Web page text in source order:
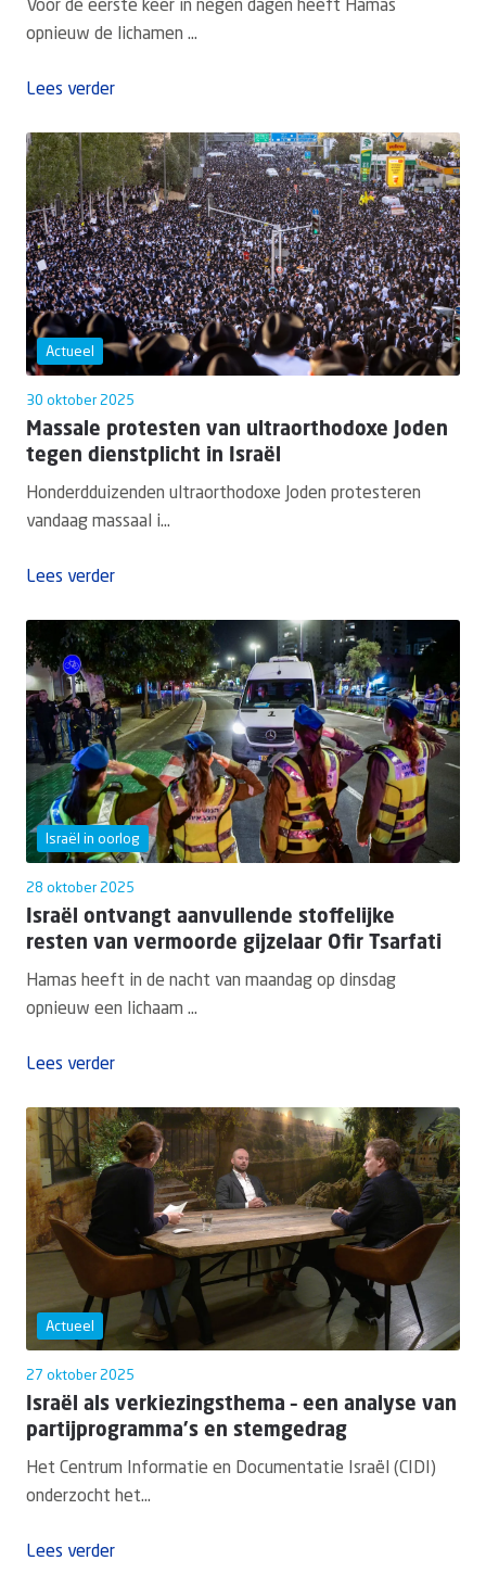
Voor de eerste keer in negen dagen heeft Hamas
opnieuw de lichamen ...
Lees verder
Actueel
30 oktober 2025
Massale protesten van ultraorthodoxe Joden
tegen dienstplicht in Israël
Honderdduizenden ultraorthodoxe Joden protesteren
vandaag massaal i...
Lees verder
Israël in oorlog
28 oktober 2025
Israël ontvangt aanvullende stoffelijke
resten van vermoorde gijzelaar Ofir Tsarfati
Hamas heeft in de nacht van maandag op dinsdag
opnieuw een lichaam ...
Lees verder
Actueel
27 oktober 2025
Israël als verkiezingsthema – een analyse van
partijprogramma's en stemgedrag
Het Centrum Informatie en Documentatie Israël (CIDI)
onderzocht het...
Lees verder